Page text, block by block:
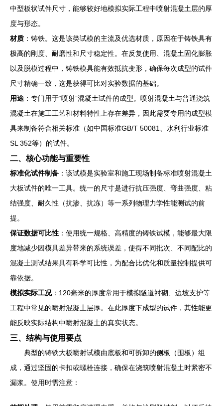
中型板状试件尺寸，能够较好地模拟实际工程中喷射混凝土层的厚
度与形态。
材质 ：铸铁。这是该类试模的主流及优选材质，原因在于铸铁具有
极高的刚度、耐磨性和尺寸稳定性。在反复使用、混凝土固化膨胀
以及脱模过程中，铸铁模具能有效抵抗变形，确保每次成型的试件
尺寸精确一致，这是获得可比对实验数据的基础。
用途 ：专门用于“喷射”混凝土试件的成型。喷射混凝土与普通浇筑
混凝土在施工工艺和材料特性上存在差异，因此需要专用的成型模
具来制备符合相关标准（如中国标准GB/T 50081、水利行业标准
SL 352等）的试件。
二、核心功能与重要性
标准化试件制备 ：该试模是实验室和施工现场制备标准喷射混凝土
大板试件的唯一工具。统一的尺寸是进行抗压强度、弯曲强度、粘
结强度、耐久性（抗渗、抗冻）等一系列物理力学性能测试的前
提。
保证数据可比性 ：使用统一规格、高精度的铸铁试模，能够最大限
度地减少因模具差异带来的系统误差，使得不同批次、不同配比的
混凝土测试结果具有科学可比性，为配合比优化和质量控制提供可
靠依据。
模拟实际工况：120毫米的厚度常用于模拟隧道衬砌、边坡支护等
工程中常见的喷射混凝土层厚。在此厚度下成型的试件，其性能更
能反映实际结构中喷射混凝土的真实状态。
三、结构与使用要点
典型的铸铁大板喷射试模由底板和可拆卸的侧板（围板）组
成，通过坚固的卡扣或螺栓连接，确保在浇筑喷射混凝土时紧密不
漏浆。使用时需注意：